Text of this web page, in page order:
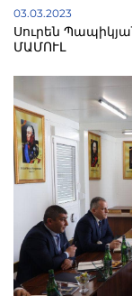
03.03.2023
Սուրեն
ՄԱՄՈՒԼ